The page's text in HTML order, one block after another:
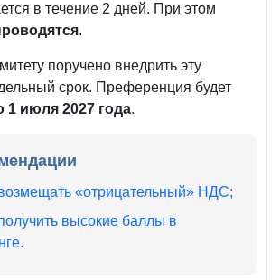
в течение 2 дней. При этом
.
поручено внедрить эту
срок. Преференция будет
1 июля 2027 года.
«отрицательный» НДС;
высокие баллы в